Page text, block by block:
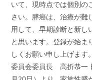
いて、現時点では個別の
さい。膵癌は、治療が難
用して、早期診断と新し
と思います。登録が始ま
しくお願い申し上げます
委員会委員長 高折恭一